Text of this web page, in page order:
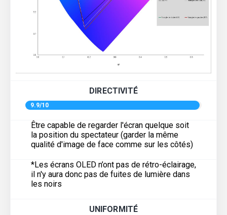
DIRECTIVITÉ
9.9/10
Être capable de regarder l'écran quelque soit
la position du spectateur (garder la même
qualité d'image de face comme sur les côtés)
*Les écrans OLED n’ont pas de rétro-éclairage,
il n'y aura donc pas de fuites de lumière dans
les noirs
UNIFORMITÉ